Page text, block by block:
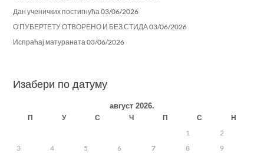
Дан ученичких постигнућа03/06/2026
О ПУБЕРТЕТУ ОТВОРЕНО И БЕЗ СТИДА03/06/2026
Испраћај матураната03/06/2026
Изабери по датуму
август 2026.
П
У С Ч П С
Н
1
2
3
4 5 6 7 8
9